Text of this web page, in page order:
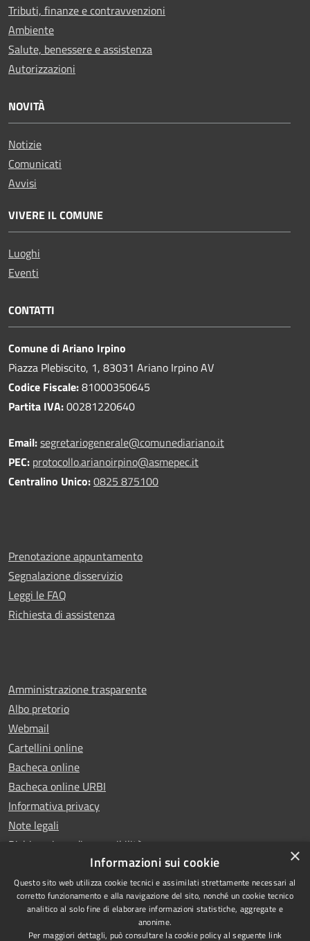
Tributi, finanze e contravvenzioni
Ambiente
Salute, benessere e assistenza
Autorizzazioni
NOVITÀ
Notizie
Comunicati
Avvisi
VIVERE IL COMUNE
Luoghi
Eventi
CONTATTI
Comune di Ariano Irpino
Piazza Plebiscito, 1, 83031 Ariano Irpino AV
Codice Fiscale:81000350645
Partita IVA:00281220640
Email:segretariogenerale@comunediariano.it
PEC: protocollo.arianoirpino@asmepec.it
Centralino Unico:0825 875100
Prenotazione appuntamento
Segnalazione disservizio
Leggi le FAQ
Richiesta di assistenza
Amministrazione trasparente
Albo pretorio
Webmail
Cartellini online
Bacheca online
Bacheca online URBI
Informativa privacy
Note legali
Dichiarazione di accessibilità
RSS
Accessibilità
Copyright © 2025 Comune di
Ariano Irpino
×
Informazioni sui cookie
Questo sito web utilizza cookie tecnici e assimilati strettamente necessari al
corretto funzionamento e alla navigazione del sito, nonché un cookie tecnico
analitico al solo fine di elaborare informazioni statistiche, aggregate e
anonime.
Per maggiori dettagli, può consultare la cookie policy al seguente link